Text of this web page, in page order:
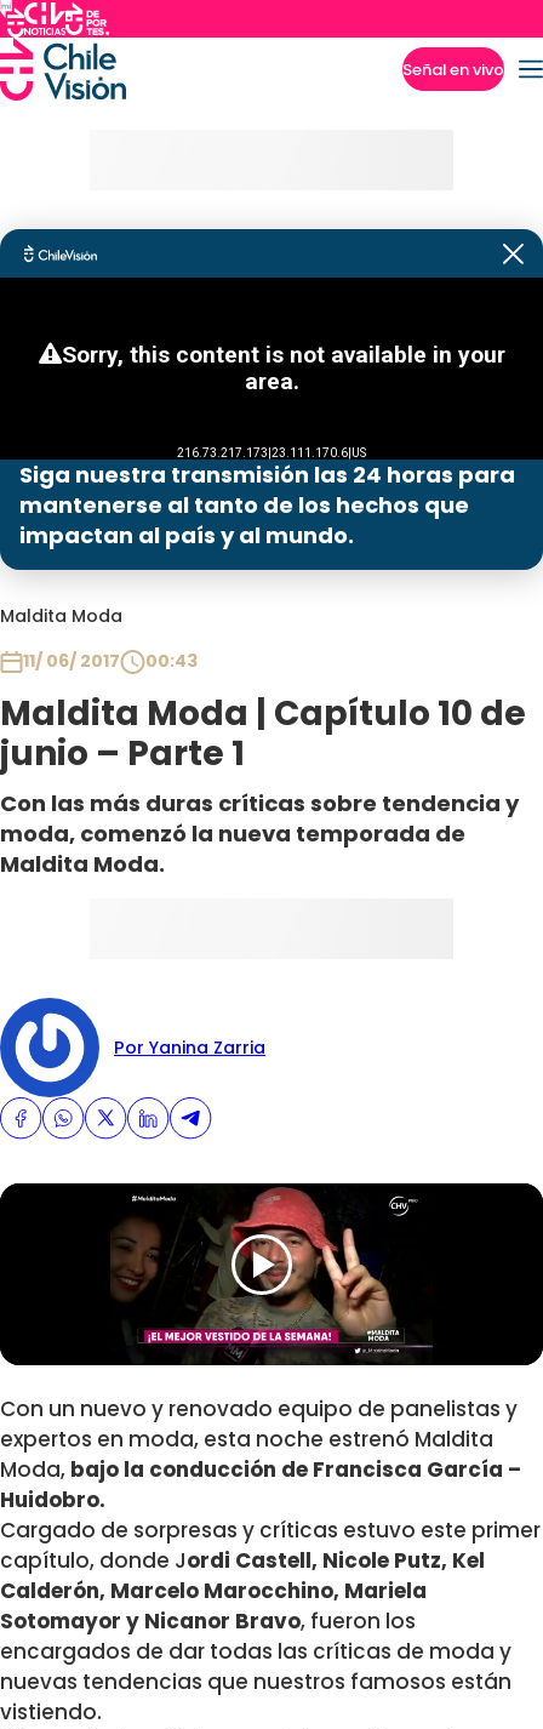
Señal en vivo
Siga nuestra transmisión las 24 horas para
mantenerse al tanto de los hechos que
impactan al país y al mundo.
Maldita Moda
11/ 06/ 2017
00:43
Maldita Moda | Capítulo 10 de
junio – Parte 1
Con las más duras críticas sobre tendencia y
moda, comenzó la nueva temporada de
Maldita Moda.
Por Yanina Zarria
Con un nuevo y renovado equipo de panelistas y
expertos en moda, esta noche estrenó Maldita
Moda, bajo la conducción de Francisca García –
Huidobro.
Cargado de sorpresas y críticas estuvo este primer
capítulo, donde Jordi Castell, Nicole Putz, Kel
Calderón, Marcelo Marocchino, Mariela
Sotomayor y Nicanor Bravo, fueron los
encargados de dar todas las críticas de moda y
nuevas tendencias que nuestros famosos están
vistiendo.
Programas
Club De La Comedia
Contigo en Directo
Plan Perfecto
El Tiempo
Sabingo
Todos Los Programas